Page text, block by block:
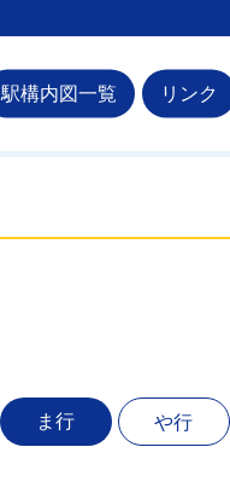
駅構内図一覧 リンク
ま行 や行